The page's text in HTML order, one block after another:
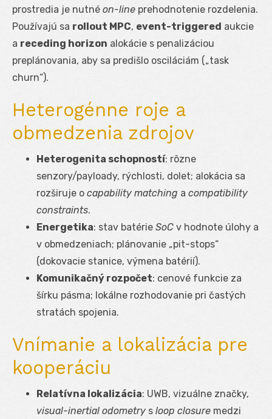
prostredia je nutné on-line prehodnotenie rozdelenia.
Používajú sa rollout MPC, event-triggered aukcie
a receding horizon alokácie s penalizáciou
preplánovania, aby sa predišlo osciláciám („task
churn“).
Heterogénne roje a
obmedzenia zdrojov
Heterogenita schopností: rôzne
senzory/payloady, rýchlosti, dolet; alokácia sa
rozširuje o capability matching a compatibility
constraints.
Energetika: stav batérie SoC v hodnote úlohy a
v obmedzeniach; plánovanie „pit-stops“
(dokovacie stanice, výmena batérií).
Komunikačný rozpočet: cenové funkcie za
šírku pásma; lokálne rozhodovanie pri častých
stratách spojenia.
Vnímanie a lokalizácia pre
kooperáciu
Relatívna lokalizácia: UWB, vizuálne značky,
visual-inertial odometry s loop closure medzi